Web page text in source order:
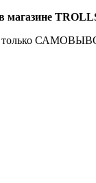
магазине
только